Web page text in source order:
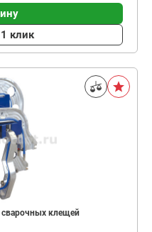
клик
сварочных клещей